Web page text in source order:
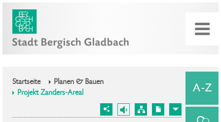
Startseite
Planen & Bauen
Projekt Zanders-Areal